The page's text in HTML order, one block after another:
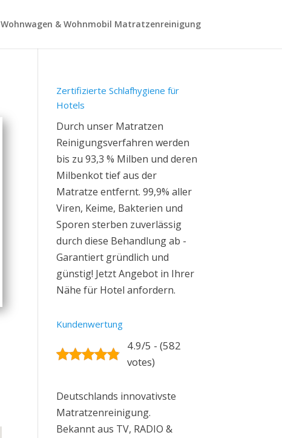
Wohnwagen & Wohnmobil Matratzenreinigung
Zertifizierte Schlafhygiene für
Hotels
Durch unser Matratzen
Reinigungsverfahren werden
bis zu 93,3 % Milben und deren
Milbenkot tief aus der
Matratze entfernt. 99,9% aller
Viren, Keime, Bakterien und
Sporen sterben zuverlässig
durch diese Behandlung ab -
Garantiert gründlich und
günstig! Jetzt Angebot in Ihrer
Nähe für Hotel anfordern.
Kundenwertung
4.9/5 - (582
votes)
Deutschlands innovativste
Matratzenreinigung.
Bekannt aus TV, RADIO &